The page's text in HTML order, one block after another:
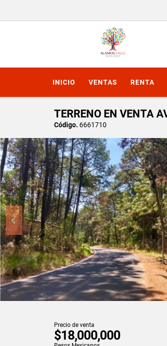
INICIO VENTAS RENTA
TERRENO EN VENTA
Código. 6661710
Precio de venta
$18,000,000